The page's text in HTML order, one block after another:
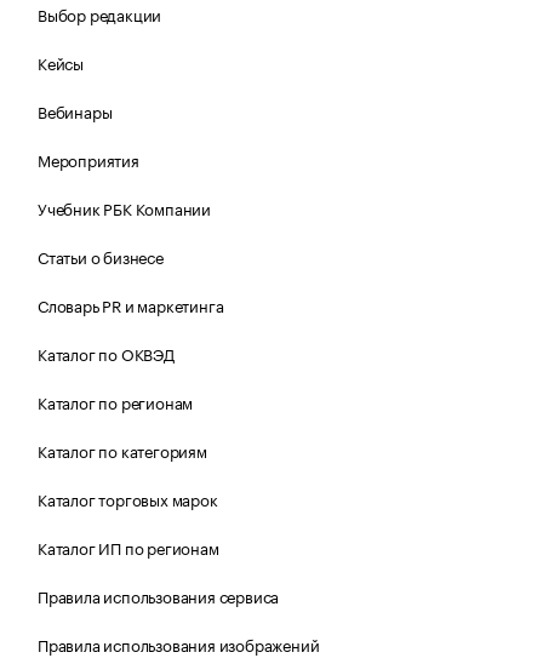
Выбор редакции
Кейсы
Вебинары
Мероприятия
Учебник РБК Компании
Статьи о бизнесе
Словарь PR и маркетинга
Каталог по ОКВЭД
Каталог по регионам
Каталог по категориям
Каталог торговых марок
Каталог ИП по регионам
Правила использования сервиса
Правила использования изображений